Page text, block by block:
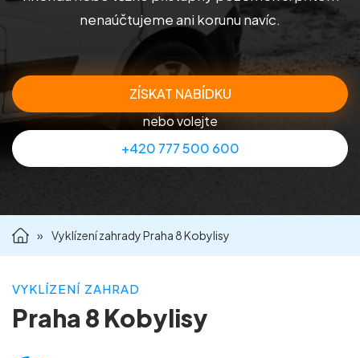
Úklid
Příprava nemovitostí na prodej
nenaúčtujeme ani korunu navíc.
ZÍSKAT NABÍDKU
nebo volejte
+420 777 500 600
» Vyklízení zahrady Praha 8 Kobylisy
VYKLÍZENÍ ZAHRAD
Praha 8 Kobylisy